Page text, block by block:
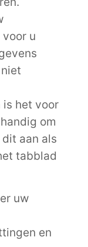
u
is het voor
om
aan als
tabblad
uw
en